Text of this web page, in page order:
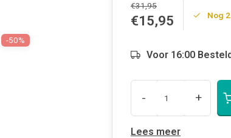
-50%
€31,95
€15,95 Nog
Voor 16:00
- +
Lees meer